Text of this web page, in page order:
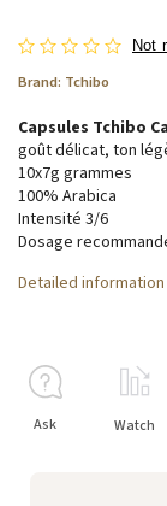
Not
Brand: Tchibo
Capsules Tchibo
goût délicat, ton
10x7g grammes
100% Arabica
Intensité 3/6
Dosage
Detailed information
Ask Watch